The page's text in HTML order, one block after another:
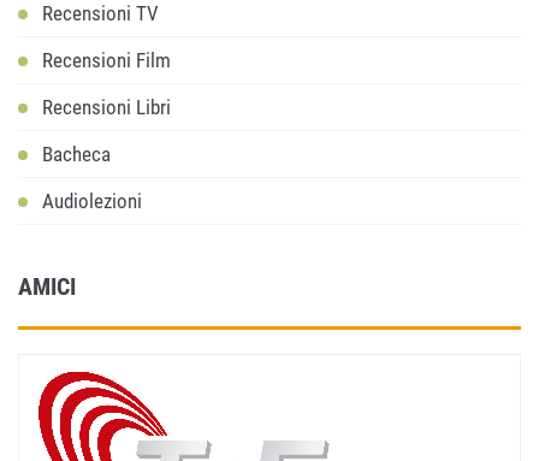
Recensioni TV
Recensioni Film
Recensioni Libri
Bacheca
Audiolezioni
AMICI